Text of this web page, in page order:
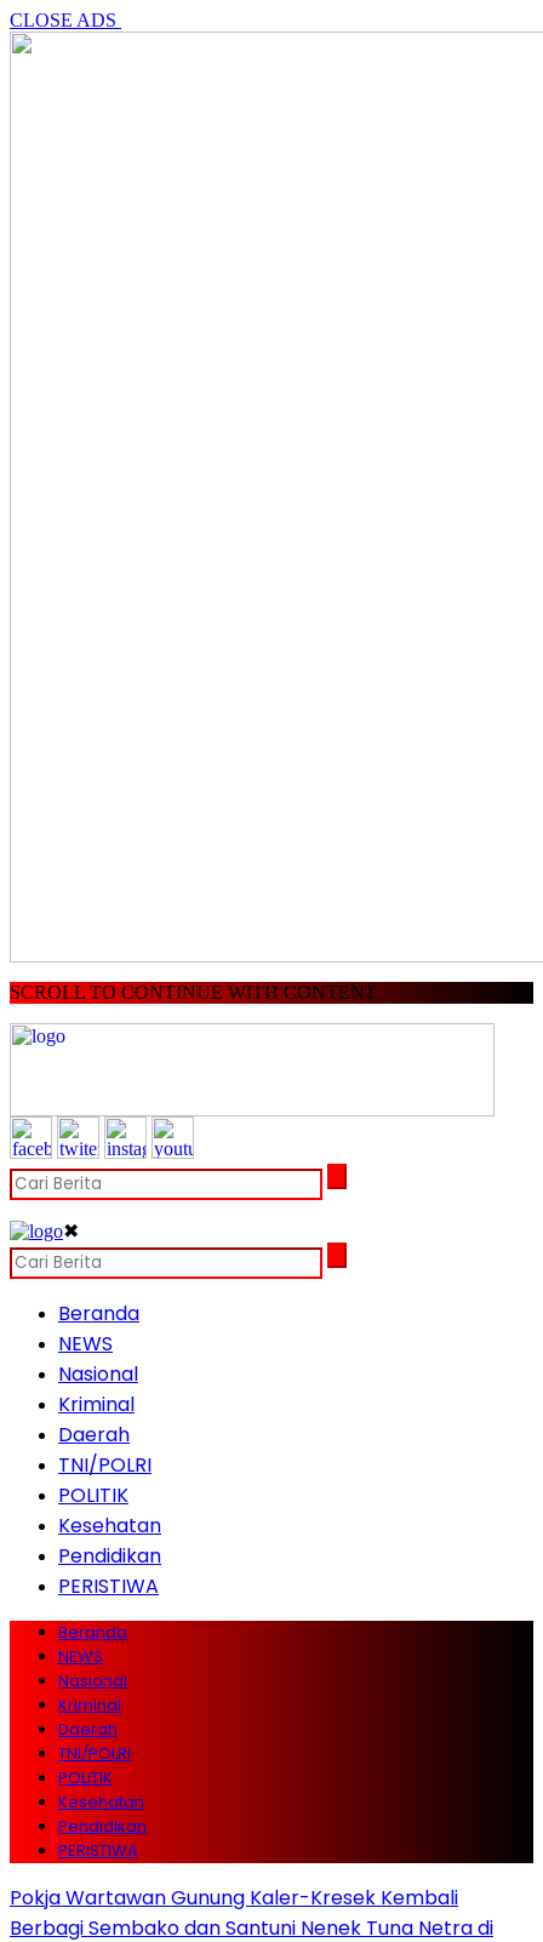
CLOSE ADS
SCROLL TO CONTINUE WITH CONTENT
✖
Beranda
NEWS
Nasional
Kriminal
Daerah
TNI/POLRI
POLITIK
Kesehatan
Pendidikan
PERISTIWA
Beranda
NEWS
Nasional
Kriminal
Daerah
TNI/POLRI
POLITIK
Kesehatan
Pendidikan
PERISTIWA
Pokja Wartawan Gunung Kaler-Kresek Kembali
Berbagi Sembako dan Santuni Nenek Tuna Netra di